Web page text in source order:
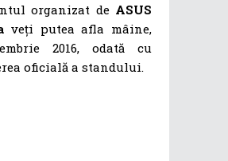
organizat de ASUS
veți putea afla mâine,
2016, odată cu
oficială a standului.